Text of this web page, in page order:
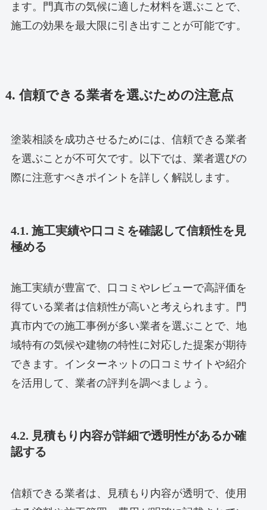
ます。門真市の気候に適した材料を選ぶことで、
施工の効果を最大限に引き出すことが可能です。
4. 信頼できる業者を選ぶための注意点
塗装相談を成功させるためには、信頼できる業者
を選ぶことが不可欠です。以下では、業者選びの
際に注意すべきポイントを詳しく解説します。
4.1. 施工実績や口コミを確認して信頼性を見
極める
施工実績が豊富で、口コミやレビューで高評価を
得ている業者は信頼性が高いと考えられます。門
真市内での施工事例が多い業者を選ぶことで、地
域特有の気候や建物の特性に対応した提案が期待
できます。インターネットの口コミサイトや紹介
を活用して、業者の評判を調べましょう。
4.2. 見積もり内容が詳細で透明性があるか確
認する
信頼できる業者は、見積もり内容が透明で、使用